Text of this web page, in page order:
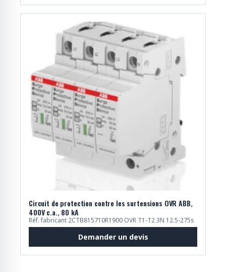
Circuit de protection contre les surtensions OVR ABB,
400V c.a., 80 kA
Réf. fabricant 2CTB815710R1900 OVR T1-T2 3N 12.5-275s
Demander un devis